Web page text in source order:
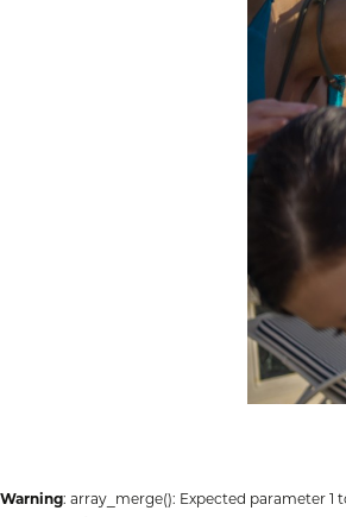
Warning: array_merge(): Expected parameter 1